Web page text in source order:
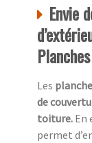
Envie
Les
de
toiture. En
permet